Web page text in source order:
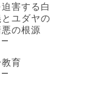
害する白
ユダヤの
の根源
育